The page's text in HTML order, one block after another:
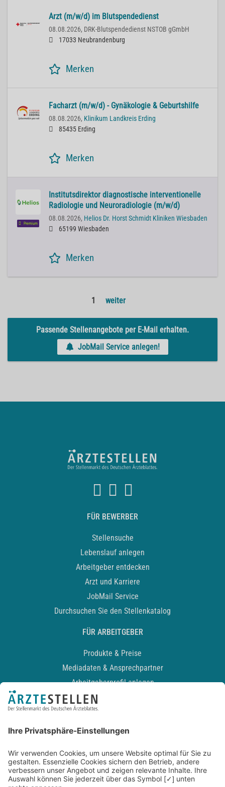
Arzt (m/w/d) im Blutspendedienst
08.08.2026, DRK-Blutspendedienst NSTOB gGmbH
17033 Neubrandenburg
Merken
Facharzt (m/w/d) - Gynäkologie & Geburtshilfe
08.08.2026, Klinikum Landkreis Erding
85435 Erding
Merken
Premium
Institutsdirektor diagnostische interventionelle
Radiologie und Neuroradiologie (m/w/d)
08.08.2026, Helios Dr. Horst Schmidt Kliniken Wiesbaden
65199 Wiesbaden
Merken
1 weiter
Passende Stellenangebote per E-Mail erhalten.
JobMail Service anlegen!
FÜR BEWERBER
Stellensuche
Lebenslauf anlegen
Arbeitgeber entdecken
Arzt und Karriere
JobMail Service
Durchsuchen Sie den Stellenkatalog
FÜR ARBEITGEBER
Produkte & Preise
Mediadaten & Ansprechpartner
Arbeitgeberprofil anlegen
Recruiting-Podcast
Kontakt
Datenschutz
Newsletter